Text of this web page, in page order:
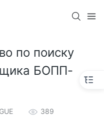
по поиску
БОПП-
389